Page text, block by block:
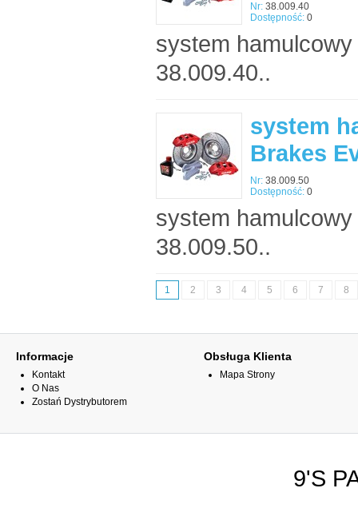
Nr: 38.009.40
Dostępność: 0
system
38.009.40..
system
Brakes
Nr: 38.009.50
Dostępność: 0
system
38.009.50..
1 2 3 4 5 6 7 8
Informacje
Kontakt
O Nas
Zostań Dystrybutorem
Obsługa Klienta
Mapa Strony
9'S